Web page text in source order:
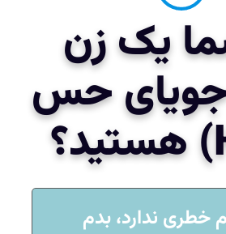
یک زن
جویای حس
از احساساتتان پیروی کنید.
شما مصداق دارد، پاسخ
خطری ندارد، بدم